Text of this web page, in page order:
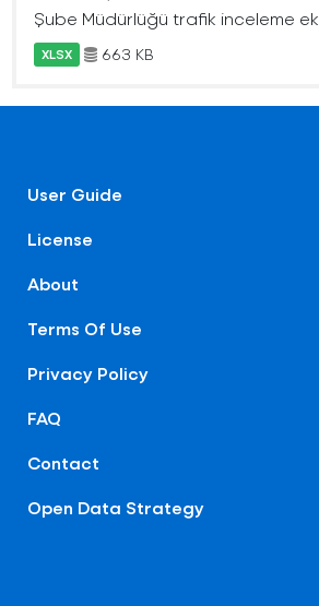
Şube Müdürlüğü trafik inceleme
XLSX 663 KB
User Guide
License
About
Terms Of Use
Privacy Policy
FAQ
Contact
Open Data Strategy